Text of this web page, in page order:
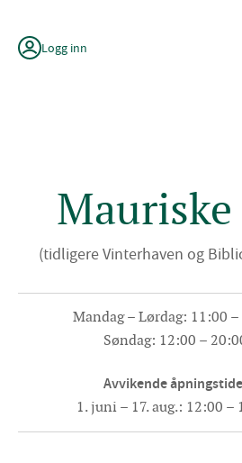
innholdLogg inn
(tidligere Vinterhaven og
Mandag – Lørdag: 11:00
Søndag: 12:00 –
Avvikende
1. juni – 17. aug.: 12:00 –